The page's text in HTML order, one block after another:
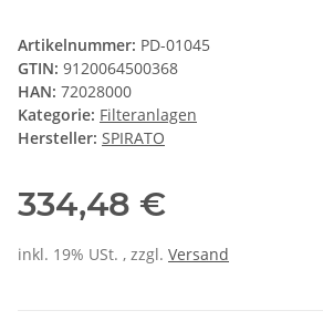
Artikelnummer: PD-01045
GTIN: 9120064500368
HAN: 72028000
Kategorie: Filteranlagen
Hersteller: SPIRATO
334,48 €
inkl. 19% USt. , zzgl. Versand